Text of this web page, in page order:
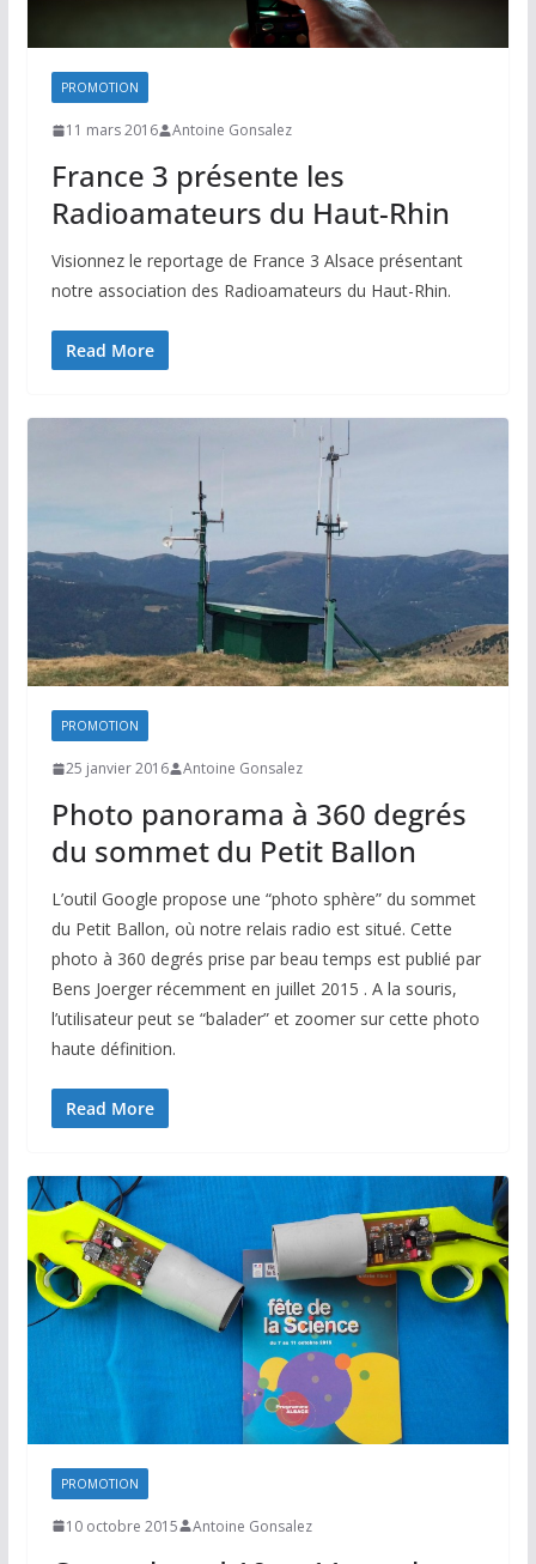
PROMOTION
11 mars 2016 Antoine Gonsalez
France 3 présente les
Radioamateurs du Haut-Rhin
Visionnez le reportage de France 3 Alsace présentant
notre association des Radioamateurs du Haut-Rhin.
Read More
PROMOTION
25 janvier 2016 Antoine Gonsalez
Photo panorama à 360 degrés
du sommet du Petit Ballon
L’outil Google propose une “photo sphère” du sommet
du Petit Ballon, où notre relais radio est situé. Cette
photo à 360 degrés prise par beau temps est publié par
Bens Joerger récemment en juillet 2015 . A la souris,
l’utilisateur peut se “balader” et zoomer sur cette photo
haute définition.
Read More
PROMOTION
10 octobre 2015 Antoine Gonsalez